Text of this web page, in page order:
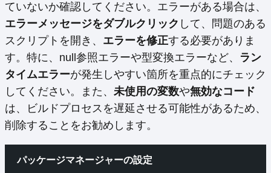
ていないか確認してください。エラーがある場合は、
エラーメッセージをダブルクリック して、問題のある
スクリプトを開き、 エラーを修正する必要がありま
す。特に、null参照エラーや型変換エラーなど、 ラン
タイムエラーが発生しやすい箇所を重点的にチェック
してください。また、 未使用の変数や無効なコード
は、ビルドプロセスを遅延させる可能性があるため、
削除することをお勧めします。
パッケージマネージャーの設定